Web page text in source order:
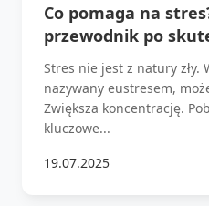
Co pomaga na
przewodnik po
Stres nie jest z natury zły.
nazywany eustresem,
Zwiększa koncentrację.
kluczowe...
19.07.2025